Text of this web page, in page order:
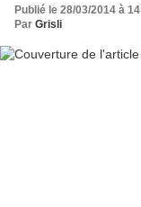
Publié le 28/03/2014 à
Par Grisli